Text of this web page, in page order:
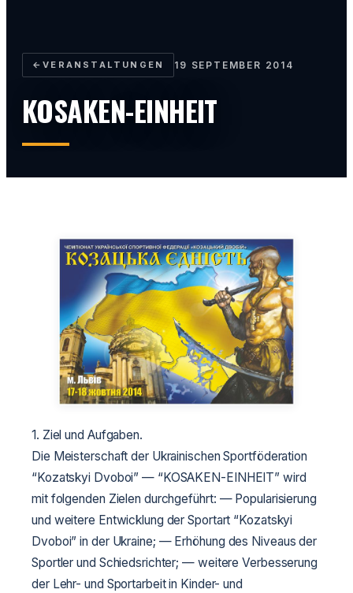
←VERANSTALTUNGEN 19 SEPTEMBER 2014
KOSAKEN-EINHEIT
1. Ziel und Aufgaben.
Die Meisterschaft der Ukrainischen Sportföderation
“Kozatskyi Dvoboi” — “KOSAKEN-EINHEIT” wird
mit folgenden Zielen durchgeführt: — Popularisierung
und weitere Entwicklung der Sportart “Kozatskyi
Dvoboi” in der Ukraine; — Erhöhung des Niveaus der
Sportler und Schiedsrichter; — weitere Verbesserung
der Lehr- und Sportarbeit in Kinder- und